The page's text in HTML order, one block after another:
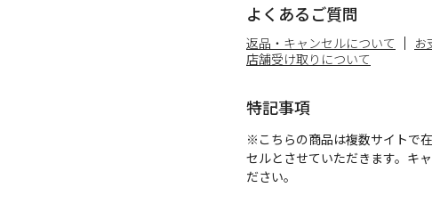
よくあるご質問
返品・キャンセルについて お
店舗受け取りについて
特記事項
※こちらの商品は複数サイトで
セルとさせていただきます。キ
ださい。